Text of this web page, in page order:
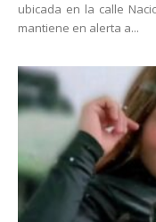
ubicada en la calle
mantiene en alerta a...